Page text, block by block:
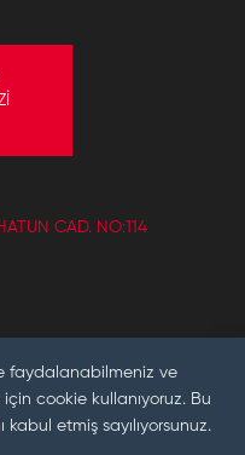
faydalanabilmeniz ve
cookie kullanıyoruz. Bu
etmiş sayılıyorsunuz.
CAD. NO:114
SAATLERIMIZ: